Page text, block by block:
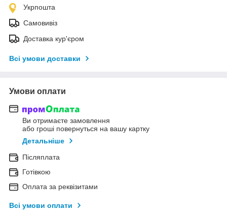
Укрпошта
Самовивіз
Доставка кур'єром
Всі умови доставки
Умови оплати
Ви отримаєте замовлення
або гроші повернуться на вашу картку
Детальніше
Післяплата
Готівкою
Оплата за реквізитами
Всі умови оплати